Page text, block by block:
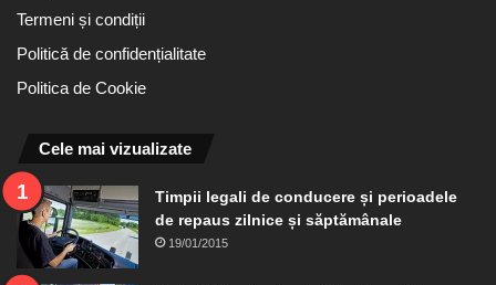
Termeni și condiții
Politică de confidențialitate
Politica de Cookie
Cele mai vizualizate
Timpii legali de conducere și perioadele
de repaus zilnice și săptămânale
19/01/2015